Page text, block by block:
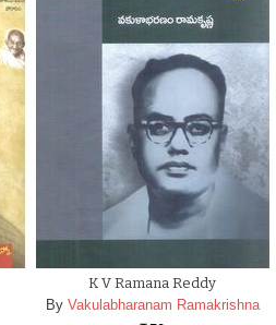
K V Ramana Reddy
By Vakulabharanam Ramakrishna